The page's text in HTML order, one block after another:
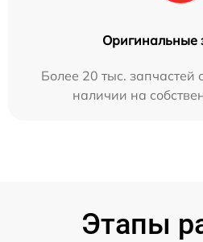
Оригинальные
Более 20 тыс. запчастей
наличии на
Этапы